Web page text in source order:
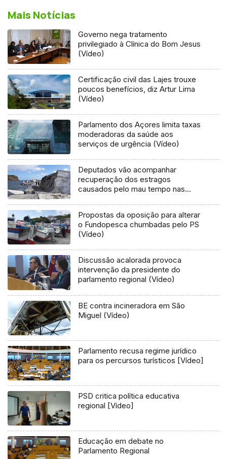
Mais Notícias
Governo nega tratamento
privilegiado à Clínica do Bom Jesus
(Vídeo)
Certificação civil das Lajes trouxe
poucos benefícios, diz Artur Lima
(Vídeo)
Parlamento dos Açores limita taxas
moderadoras da saúde aos
serviços de urgência (Vídeo)
Deputados vão acompanhar
recuperação dos estragos
causados pelo mau tempo nas
Propostas da oposição para alterar
o Fundopesca chumbadas pelo PS
(Vídeo)
Discussão acalorada provoca
intervenção da presidente do
parlamento regional (Vídeo)
BE contra incineradora em São
Miguel (Vídeo)
Parlamento recusa regime jurídico
para os percursos turísticos [Vídeo]
PSD critica política educativa
regional [Vídeo]
Educação em debate no
Parlamento Regional